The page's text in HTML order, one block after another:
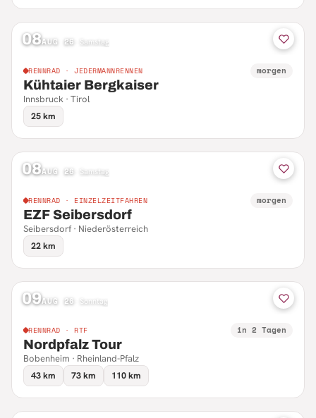
08AUG 26 Samstag
RENNRAD · JEDERMANNRENNEN morgen
Kühtaier Bergkaiser
Innsbruck · Tirol
25 km
08AUG 26 Samstag
RENNRAD · EINZELZEITFAHREN morgen
EZF Seibersdorf
Seibersdorf · Niederösterreich
22 km
09AUG 26 Sonntag
RENNRAD · RTF in 2 Tagen
Nordpfalz Tour
Bobenheim · Rheinland-Pfalz
43 km
73 km 110 km